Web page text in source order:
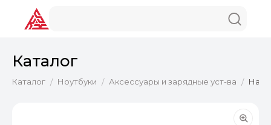
Каталог
Каталог / Ноутбуки / Аксессуары и зарядные уст-ва /